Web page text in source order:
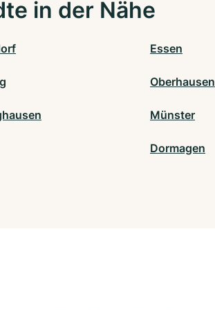
in der Nähe
Essen
Oberhausen
Münster
Dormagen